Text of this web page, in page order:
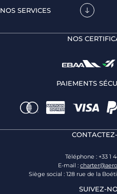
NOS SERVICES
NOS
PAIEMENTS
Téléphone : +33 1
E-mail :
Siège social : 128 rue de la
SUIVEZ-